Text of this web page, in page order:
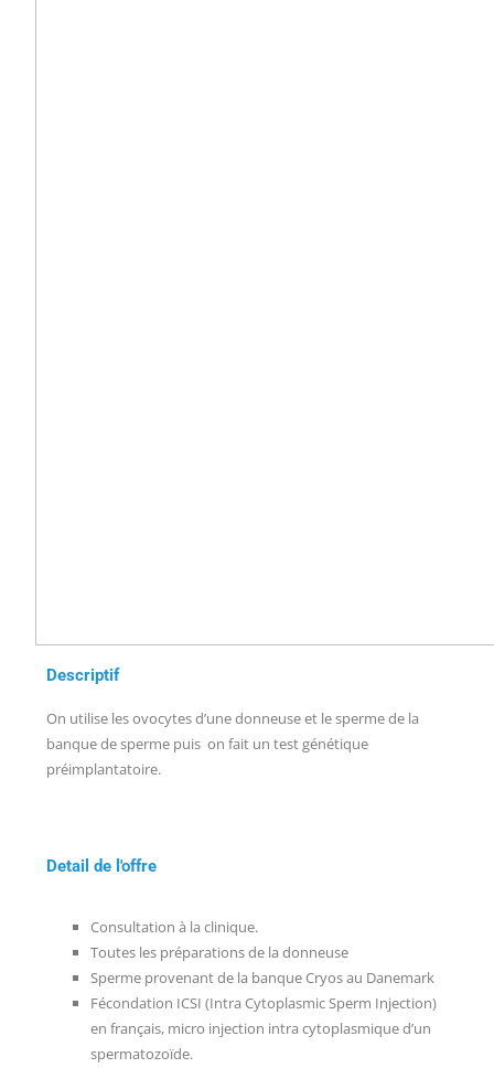
Descriptif
On utilise les ovocytes d’une donneuse et le sperme de la
banque de sperme puis on fait un test génétique
préimplantatoire.
Detail de l'offre
Consultation à la clinique.
Toutes les préparations de la donneuse
Sperme provenant de la banque Cryos au Danemark
Fécondation ICSI (Intra Cytoplasmic Sperm Injection)
en français, micro injection intra cytoplasmique d’un
spermatozoïde.